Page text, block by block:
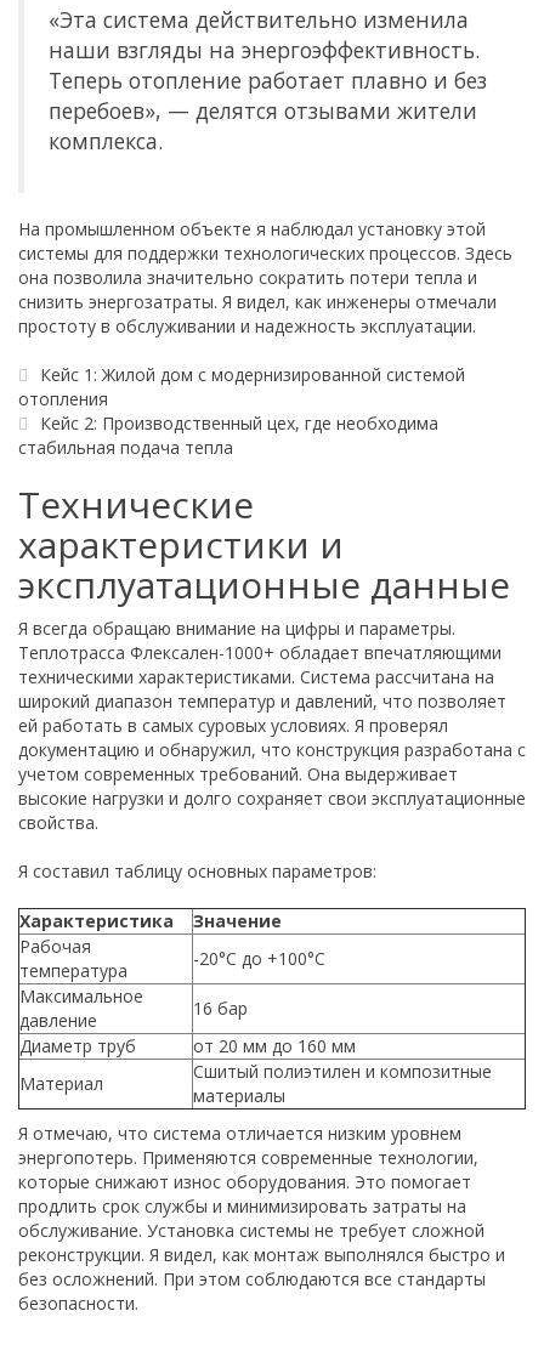
«Эта система действительно изменила
наши взгляды на энергоэффективность.
Теперь отопление работает плавно и без
перебоев», — делятся отзывами жители
комплекса.
На промышленном объекте я наблюдал установку этой
системы для поддержки технологических процессов. Здесь
она позволила значительно сократить потери тепла и
снизить энергозатраты. Я видел, как инженеры отмечали
простоту в обслуживании и надежность эксплуатации.
Кейс 1: Жилой дом с модернизированной системой
отопления
Кейс 2: Производственный цех, где необходима
стабильная подача тепла
Технические
характеристики и
эксплуатационные данные
Я всегда обращаю внимание на цифры и параметры.
Теплотрасса Флексален-1000+ обладает впечатляющими
техническими характеристиками. Система рассчитана на
широкий диапазон температур и давлений, что позволяет
ей работать в самых суровых условиях. Я проверял
документацию и обнаружил, что конструкция разработана с
учетом современных требований. Она выдерживает
высокие нагрузки и долго сохраняет свои эксплуатационные
свойства.
Я составил таблицу основных параметров:
Характеристика
Значение
Рабочая
температура
-20°С до +100°С
Максимальное
давление
16 бар
Диаметр труб
от 20 мм до 160 мм
Материал
Сшитый полиэтилен и композитные
материалы
Я отмечаю, что система отличается низким уровнем
энергопотерь. Применяются современные технологии,
которые снижают износ оборудования. Это помогает
продлить срок службы и минимизировать затраты на
обслуживание. Установка системы не требует сложной
реконструкции. Я видел, как монтаж выполнялся быстро и
без осложнений. При этом соблюдаются все стандарты
безопасности.